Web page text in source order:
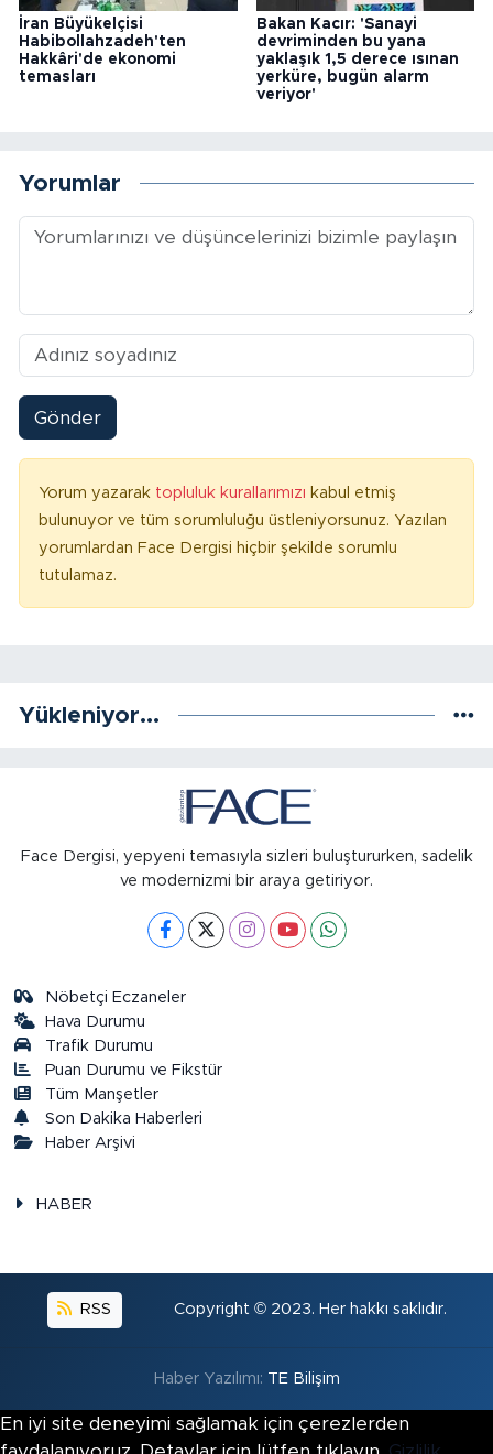
İran Büyükelçisi
Habibollahzadeh'ten
Hakkâri'de ekonomi
temasları
Bakan Kacır: 'Sanayi
devriminden bu yana
yaklaşık 1,5 derece ısınan
yerküre, bugün alarm
veriyor'
Yorumlar
Gönder
Yorum yazarak topluluk kurallarımızı kabul etmiş
bulunuyor ve tüm sorumluluğu üstleniyorsunuz. Yazılan
yorumlardan Face Dergisi hiçbir şekilde sorumlu
tutulamaz.
Yükleniyor...
Face Dergisi, yepyeni temasıyla sizleri buluştururken, sadelik
ve modernizmi bir araya getiriyor.
Nöbetçi Eczaneler
Hava Durumu
Trafik Durumu
Puan Durumu ve Fikstür
Tüm Manşetler
Son Dakika Haberleri
Haber Arşivi
HABER
RSS Copyright © 2023. Her hakkı saklıdır.
Haber Yazılımı: TE Bilişim
En iyi site deneyimi sağlamak için çerezlerden